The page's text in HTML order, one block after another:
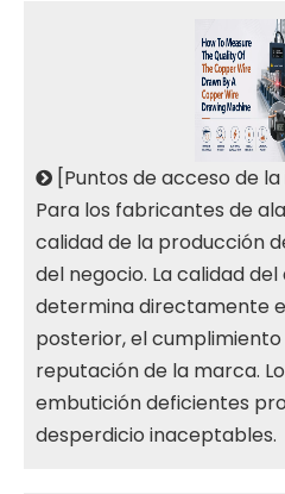
[Puntos de acceso de
Para los fabricantes de
calidad de la producción
del negocio. La calidad
determina directamente
posterior, el
reputación de la marca.
embutición deficientes
desperdicio inaceptables.